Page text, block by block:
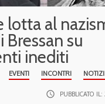
lotta al
Bressan su
inediti
EVENTI INCONTRI
access_time PUBBLICATO IL: